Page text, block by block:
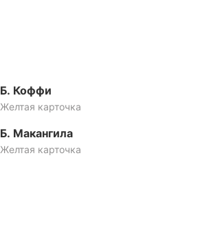
Б. Коффи
Желтая карточка
Б. Макангила
Желтая карточка